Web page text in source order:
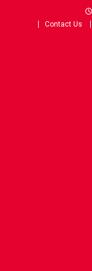
Contact Us